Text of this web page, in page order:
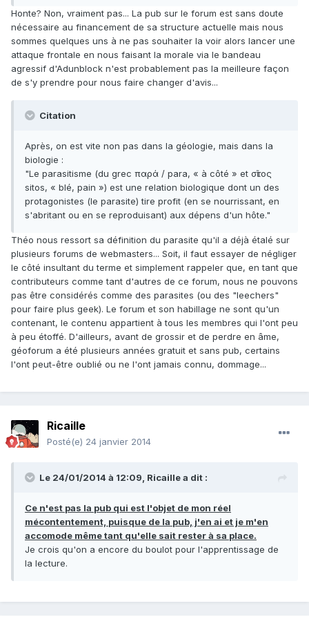
Honte? Non, vraiment pas... La pub sur le forum est sans doute
nécessaire au financement de sa structure actuelle mais nous
sommes quelques uns à ne pas souhaiter la voir alors lancer une
attaque frontale en nous faisant la morale via le bandeau
agressif d'Adunblock n'est probablement pas la meilleure façon
de s'y prendre pour nous faire changer d'avis...
Citation
Après, on est vite non pas dans la géologie, mais dans la
biologie :
"Le parasitisme (du grec παρά / para, « à côté » et σῖτος
sitos, « blé, pain ») est une relation biologique dont un des
protagonistes (le parasite) tire profit (en se nourrissant, en
s'abritant ou en se reproduisant) aux dépens d'un hôte."
Théo nous ressort sa définition du parasite qu'il a déjà étalé sur
plusieurs forums de webmasters... Soit, il faut essayer de négliger
le côté insultant du terme et simplement rappeler que, en tant que
contributeurs comme tant d'autres de ce forum, nous ne pouvons
pas être considérés comme des parasites (ou des "leechers"
pour faire plus geek). Le forum et son habillage ne sont qu'un
contenant, le contenu appartient à tous les membres qui l'ont peu
à peu étoffé. D'ailleurs, avant de grossir et de perdre en âme,
géoforum a été plusieurs années gratuit et sans pub, certains
l'ont peut-être oublié ou ne l'ont jamais connu, dommage...
Ricaille
Posté(e) 24 janvier 2014
Le 24/01/2014 à 12:09, Ricaille a dit :
Ce n'est pas la pub qui est l'objet de mon réel
mécontentement, puisque de la pub, j'en ai et je m'en
accomode même tant qu'elle sait rester à sa place.
Je crois qu'on a encore du boulot pour l'apprentissage de
la lecture.